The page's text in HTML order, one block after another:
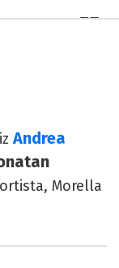
Andrea
Morella